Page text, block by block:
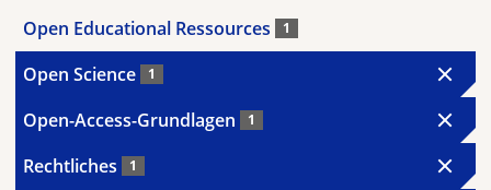
Open Educational Ressources 1
Open Science 1
Open-Access-Grundlagen 1
Rechtliches 1